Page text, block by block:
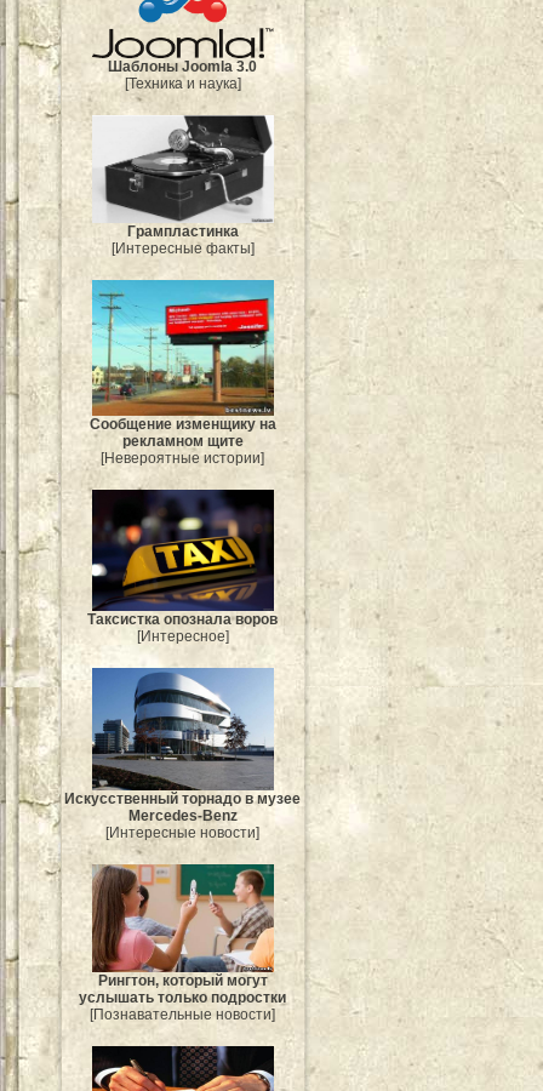
Шаблоны Joomla 3.0
[Техника и наука]
Грампластинка
[Интересные факты]
Сообщение изменщику на
рекламном щите
[Невероятные истории]
Таксистка опознала воров
[Интересное]
Искусственный торнадо в музее
Mercedes-Benz
[Интересные новости]
Рингтон, который могут
услышать только подростки
[Познавательные новости]